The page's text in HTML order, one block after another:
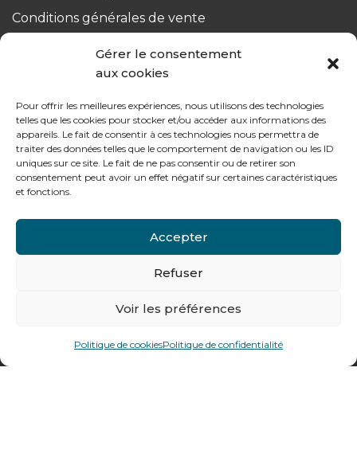
Gérer le consentement
aux cookies
Pour offrir les meilleures expériences, nous utilisons des technologies
telles que les cookies pour stocker et/ou accéder aux informations des
appareils. Le fait de consentir à ces technologies nous permettra de
traiter des données telles que le comportement de navigation ou les ID
uniques sur ce site. Le fait de ne pas consentir ou de retirer son
consentement peut avoir un effet négatif sur certaines caractéristiques
et fonctions.
Accepter
Refuser
Voir les préférences
Politique de cookiesPolitique de confidentialité
Conditions générales de vente
Le vendredi :
de 8h à 12h30 et de 13h30 à 16h
478 rue Alexandre Richetta